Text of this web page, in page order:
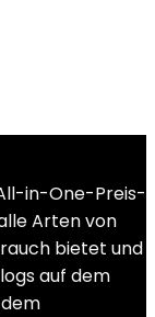
in-One-Preis-
Arten von
bietet und
auf dem